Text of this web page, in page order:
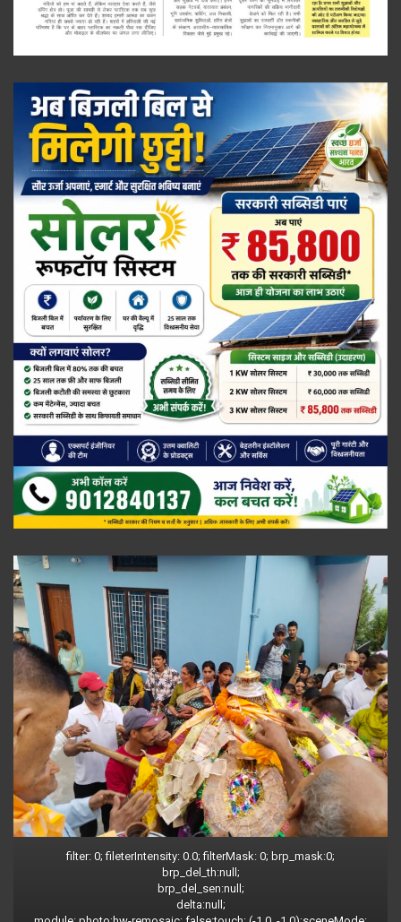
filter: 0; fileterIntensity: 0.0; filterMask: 0; brp_mask:0;
brp_del_th:null;
brp_del_sen:null;
delta:null;